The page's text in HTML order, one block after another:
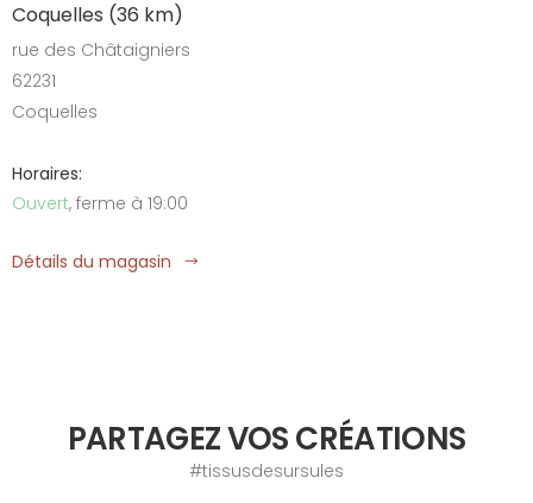
Coquelles (36 km)
rue des Châtaigniers
62231
Coquelles
Horaires:
Ouvert, ferme à 19:00
Détails du magasin
PARTAGEZ VOS CRÉATIONS
#tissusdesursules